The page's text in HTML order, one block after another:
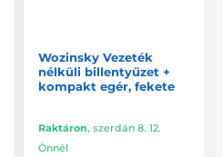
Wozinsky Vezeték
nélküli billentyűzet +
kompakt egér, fekete
Raktáron, szerdán 8. 12.
Önnél